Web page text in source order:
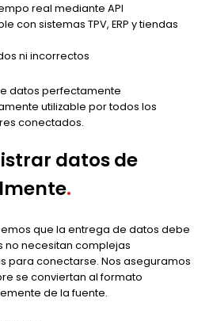
real mediante API
con sistemas TPV, ERP y tiendas
ni incorrectos
datos perfectamente
utilizable por todos los
conectados.
datos de
.
que la entrega de datos debe
no necesitan complejas
para conectarse. Nos aseguramos
se conviertan al formato
de la fuente.